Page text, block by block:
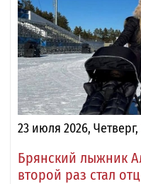
23 июля 2026, Четверг,
Брянский лыжник
второй раз стал